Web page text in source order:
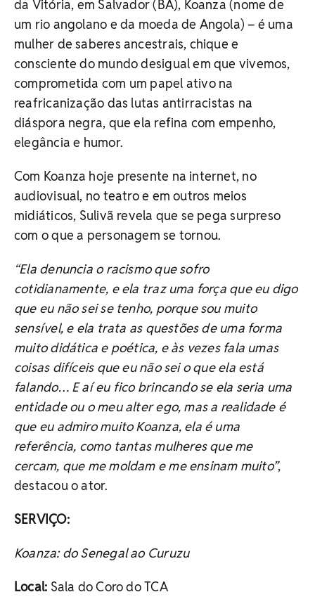
da Vitória, em Salvador (BA), Koanza (nome de
um rio angolano e da moeda de Angola) – é uma
mulher de saberes ancestrais, chique e
consciente do mundo desigual em que vivemos,
comprometida com um papel ativo na
reafricanização das lutas antirracistas na
diáspora negra, que ela refina com empenho,
elegância e humor.
Com Koanza hoje presente na internet, no
audiovisual, no teatro e em outros meios
midiáticos, Sulivã revela que se pega surpreso
com o que a personagem se tornou.
“Ela denuncia o racismo que sofro
cotidianamente, e ela traz uma força que eu digo
que eu não sei se tenho, porque sou muito
sensível, e ela trata as questões de uma forma
muito didática e poética, e às vezes fala umas
coisas difíceis que eu não sei o que ela está
falando… E aí eu fico brincando se ela seria uma
entidade ou o meu alter ego, mas a realidade é
que eu admiro muito Koanza, ela é uma
referência, como tantas mulheres que me
cercam, que me moldam e me ensinam muito”,
destacou o ator.
SERVIÇO:
Koanza: do Senegal ao Curuzu
Local: Sala do Coro do TCA